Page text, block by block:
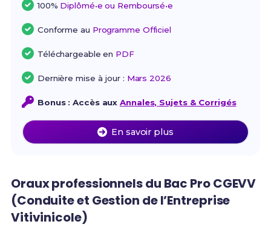
100% Diplômé•e ou Remboursé•e
Conforme au Programme Officiel
Téléchargeable en PDF
Dernière mise à jour : Mars 2026
Bonus : Accès auxAnnales, Sujets & Corrigés
En savoir plus
Oraux professionnels du Bac Pro CGEVV
(Conduite et Gestion de l’Entreprise
Vitivinicole)